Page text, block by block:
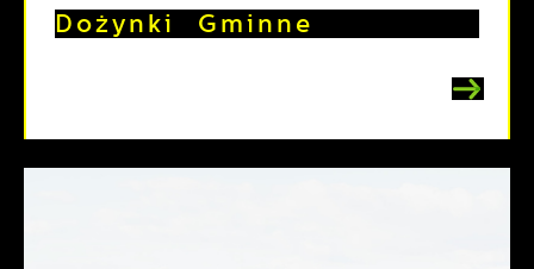
Dożynki Gminne